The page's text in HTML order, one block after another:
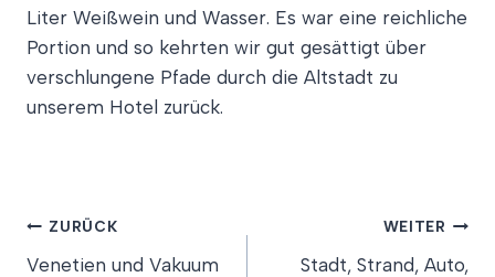
Liter Weißwein und Wasser. Es war eine reichliche
Portion und so kehrten wir gut gesättigt über
verschlungene Pfade durch die Altstadt zu
unserem Hotel zurück.
Beitragsnavigation
ZURÜCK
Venetien und Vakuum
WEITER
Stadt, Strand, Auto,